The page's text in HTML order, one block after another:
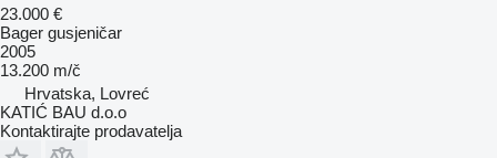
23.000 €
Bager gusjeničar
2005
13.200 m/č
Hrvatska, Lovreć
KATIĆ BAU d.o.o
Kontaktirajte prodavatelja